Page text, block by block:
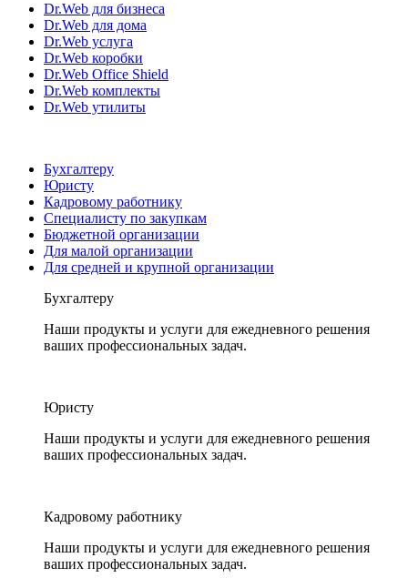
Dr.Web для бизнеса
Dr.Web для дома
Dr.Web услуга
Dr.Web коробки
Dr.Web Office Shield
Dr.Web комплекты
Dr.Web утилиты
Бухгалтеру
Юристу
Кадровому работнику
Специалисту по закупкам
Бюджетной организации
Для малой организации
Для средней и крупной организации
Бухгалтеру
Наши продукты и услуги для ежедневного решения
ваших профессиональных задач.
Юристу
Наши продукты и услуги для ежедневного решения
ваших профессиональных задач.
Кадровому работнику
Наши продукты и услуги для ежедневного решения
ваших профессиональных задач.